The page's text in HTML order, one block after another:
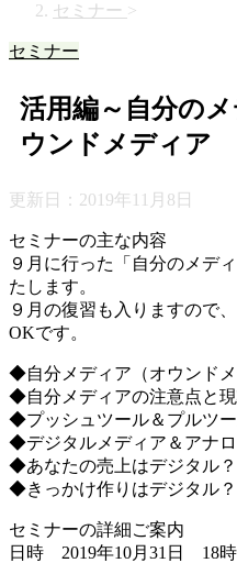
セミナー >
セミナー
活用編～自分の
ウンドメディア
更新日： 2019年11月8日
セミナーの主な内容
９月に行った「自分のメデ
たします。
９月の復習も入りますので
OKです。
◆自分メディア（オウンド
◆自分メディアの注意点と
◆プッシュツール＆プルツ
◆デジタルメディア＆アナ
◆あなたの売上はデジタル？
◆きっかけ作りはデジタル？
セミナーの詳細ご案内
日時 2019年10月31日 18時